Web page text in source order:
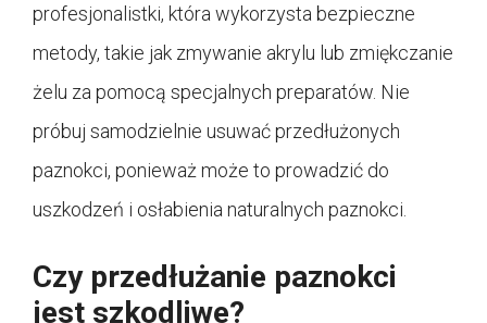
profesjonalistki, która wykorzysta bezpieczne
metody, takie jak zmywanie akrylu lub zmiękczanie
żelu za pomocą specjalnych preparatów. Nie
próbuj samodzielnie usuwać przedłużonych
paznokci, ponieważ może to prowadzić do
uszkodzeń i osłabienia naturalnych paznokci.
Czy przedłużanie paznokci
jest szkodliwe?